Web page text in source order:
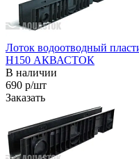
Лоток водоотводный
H150 АКВАСТОК
В наличии
690 р/шт
Заказать